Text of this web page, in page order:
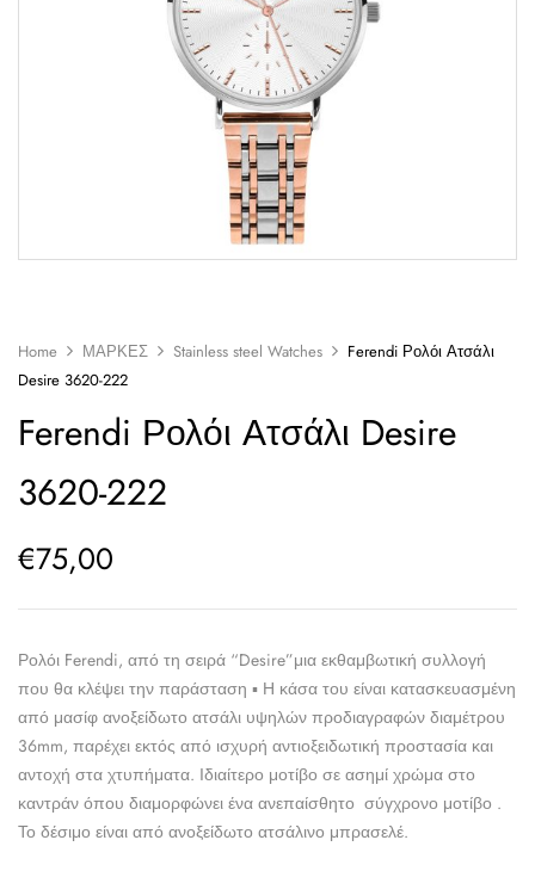
Home ΜΑΡΚΕΣ Stainless steel Watches
Ferendi Ρολόι Ατσάλι
Desire 3620-222
Ferendi Ρολόι Ατσάλι Desire
3620-222
€75,00
Ρολόι Ferendi, από τη σειρά “Desire”μια εκθαμβωτική συλλογή
που θα κλέψει την παράσταση ▪ Η κάσα του είναι κατασκευασμένη
από μασίφ ανοξείδωτο ατσάλι υψηλών προδιαγραφών διαμέτρου
36mm, παρέχει εκτός από ισχυρή αντιοξειδωτική προστασία και
αντοχή στα χτυπήματα. Ιδιαίτερο μοτίβο σε ασημί χρώμα στο
καντράν όπου διαμορφώνει ένα ανεπαίσθητο σύγχρονο μοτίβο .
Το δέσιμο είναι από ανοξείδωτο ατσάλινο μπρασελέ.